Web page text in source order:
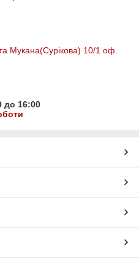
Мукана(Сурікова) 10/1 оф.
до 16:00